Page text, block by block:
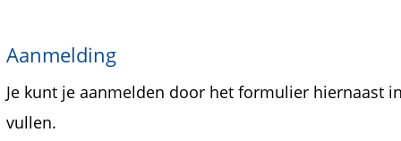
Aanmelding
Je kunt je aanmelden door het formulier hiernaast
vullen.